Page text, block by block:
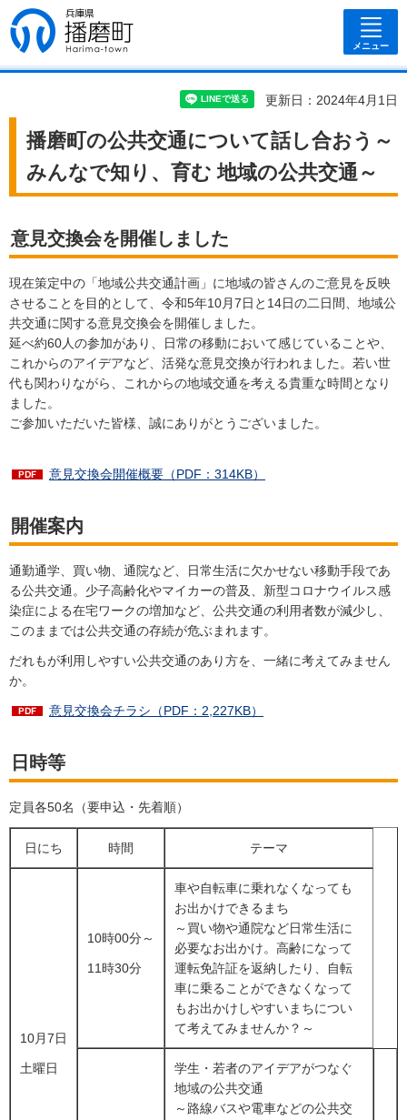
兵庫県 播磨
町
メニュー
更新日：2024年4月1日
播磨町の公共交通について話し合おう～
みんなで知り、育む 地域の公共交通～
意見交換会を開催しました
現在策定中の「地域公共交通計画」に地域の皆さんのご意見を反映
させることを目的として、令和5年10月7日と14日の二日間、地域公
共交通に関する意見交換会を開催しました。
延べ約60人の参加があり、日常の移動において感じていることや、
これからのアイデアなど、活発な意見交換が行われました。若い世
代も関わりながら、これからの地域交通を考える貴重な時間となり
ました。
ご参加いただいた皆様、誠にありがとうございました。
意見交換会開催概要（PDF：314KB）
開催案内
通勤通学、買い物、通院など、日常生活に欠かせない移動手段であ
る公共交通。少子高齢化やマイカーの普及、新型コロナウイルス感
染症による在宅ワークの増加など、公共交通の利用者数が減少し、
このままでは公共交通の存続が危ぶまれます。
だれもが利用しやすい公共交通のあり方を、一緒に考えてみません
か。
意見交換会チラシ（PDF：2,227KB）
日時等
定員各50名（要申込・先着順）
日にち 時間 テーマ
10月7日
土曜日
10時00分～
11時30分
車や自転車に乗れなくなっても
お出かけできるまち
～買い物や通院など日常生活に
必要なお出かけ。高齢になって
運転免許証を返納したり、自転
車に乗ることができなくなって
もお出かけしやすいまちについ
て考えてみませんか？～
学生・若者のアイデアがつなぐ
地域の公共交通
～路線バスや電車などの公共交